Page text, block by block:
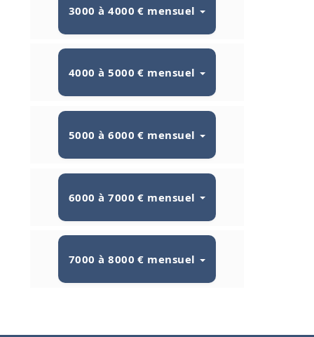
3000 à 4000 € mensuel
4000 à 5000 € mensuel
5000 à 6000 € mensuel
6000 à 7000 € mensuel
7000 à 8000 € mensuel